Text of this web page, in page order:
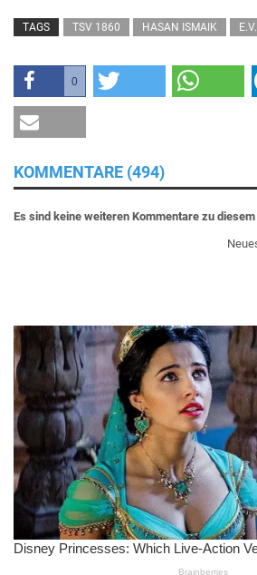
TAGS TSV 1860 HASAN ISMAIK E.V.
0
KOMMENTARE (494)
Es sind keine weiteren Kommentare zu